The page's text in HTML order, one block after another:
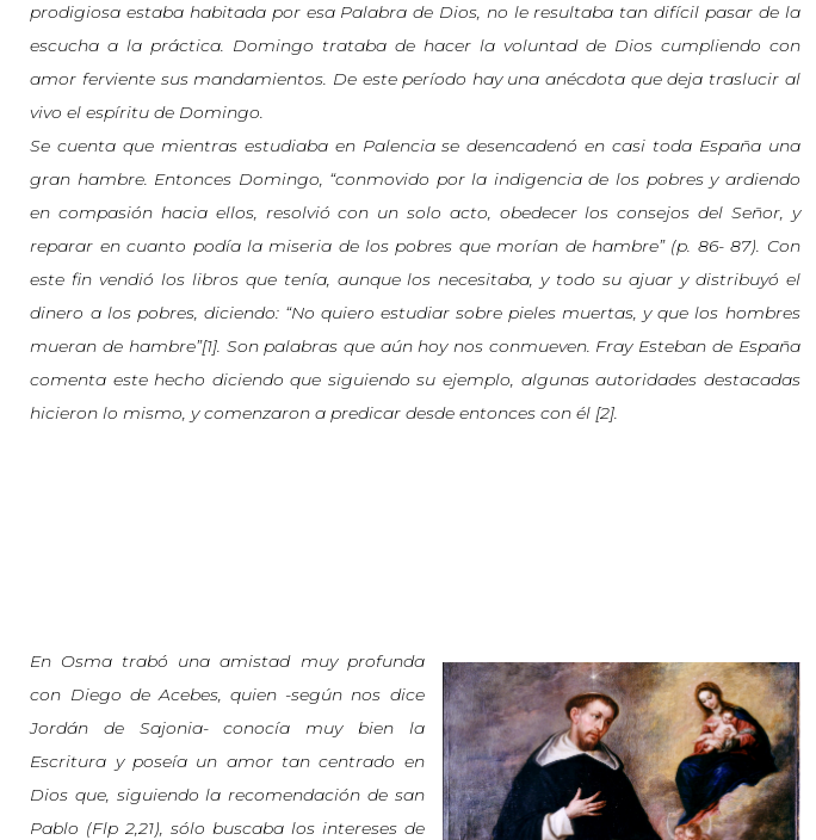
prodigiosa estaba habitada por esa Palabra de Dios, no le resultaba tan difícil pasar de la
escucha a la práctica. Domingo trataba de hacer la voluntad de Dios cumpliendo con
amor ferviente sus mandamientos. De este período hay una anécdota que deja traslucir al
vivo el espíritu de Domingo.
Se cuenta que mientras estudiaba en Palencia se desencadenó en casi toda España una
gran hambre. Entonces Domingo, “conmovido por la indigencia de los pobres y ardiendo
en compasión hacia ellos, resolvió con un solo acto, obedecer los consejos del Señor, y
reparar en cuanto podía la miseria de los pobres que morían de hambre” (p. 86- 87). Con
este fin vendió los libros que tenía, aunque los necesitaba, y todo su ajuar y distribuyó el
dinero a los pobres, diciendo: “No quiero estudiar sobre pieles muertas, y que los hombres
mueran de hambre”[1]. Son palabras que aún hoy nos conmueven. Fray Esteban de España
comenta este hecho diciendo que siguiendo su ejemplo, algunas autoridades destacadas
hicieron lo mismo, y comenzaron a predicar desde entonces con él [2].
En Osma trabó una amistad muy profunda
con Diego de Acebes, quien -según nos dice
Jordán de Sajonia- conocía muy bien la
Escritura y poseía un amor tan centrado en
Dios que, siguiendo la recomendación de san
Pablo (Flp 2,21), sólo buscaba los intereses de